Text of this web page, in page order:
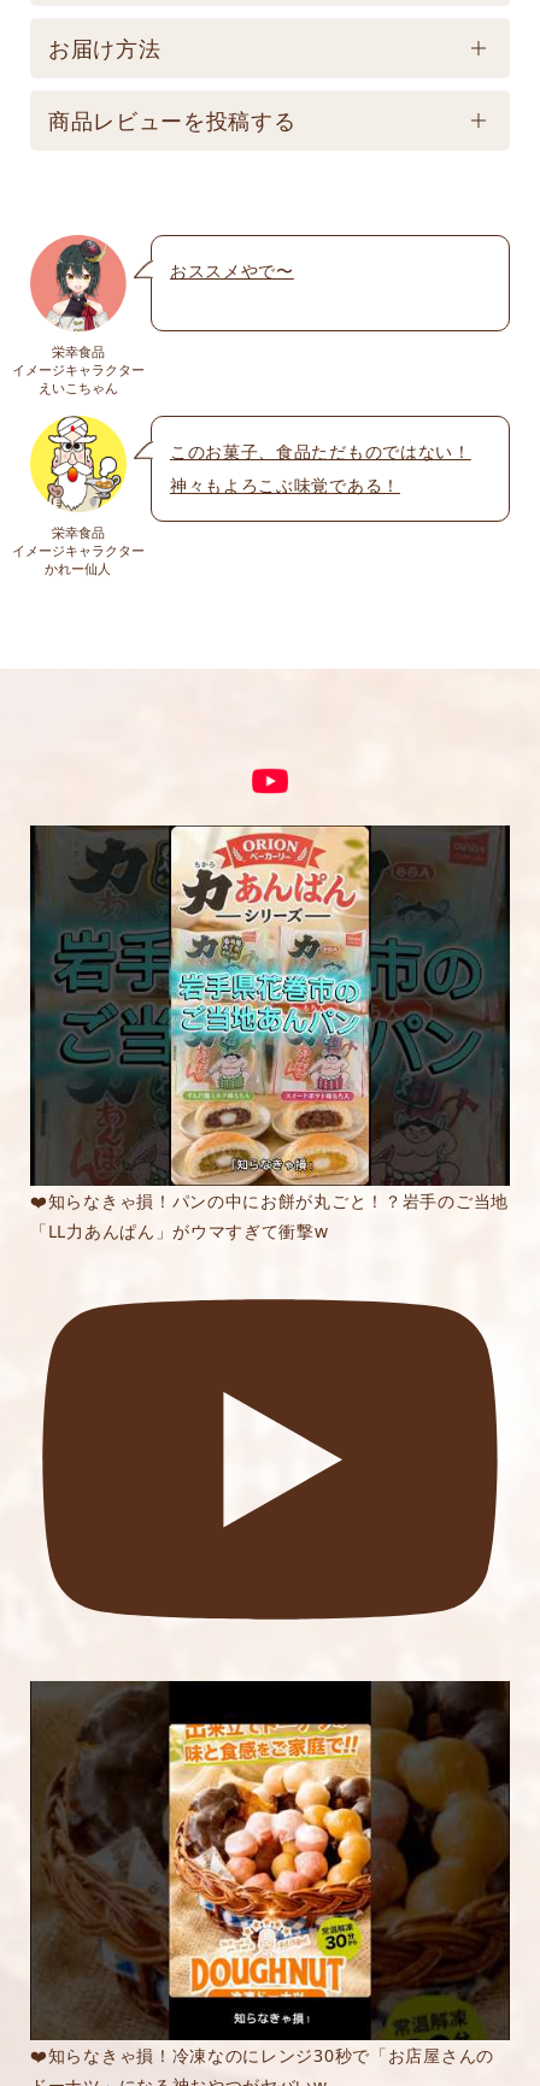
商品とは異なります。】
保存方法
保存は避けてください。
お届け方法
配送方法
発送となります。 ☆画像はイメージとなり変更にな
る為現物を優先してください。 ※人気商品の為、急
遽完売になります。ご容赦下さい。
送料
送料についての詳細はこちら
商品レビューを投稿する
名前 ※
メール※
上に表示された文字を入力してください。
5段階評価をつけてください
★
★★
★★★
★★★★
★★★★★
内容をご確認の上、「レビューを送信する」ボ
タンから送信ください。
栄幸食品
イメージキャラクター
えいこちゃん
おススメやで〜
栄幸食品
イメージキャラクター
かれー仙人
このお菓子、食品ただものではない！
神々もよろこぶ味覚である！
❤️知らなきゃ損！パンの中にお餅が丸ごと！？岩手のご当地
「LL力あんぱん」がウマすぎて衝撃w
❤️知らなきゃ損！冷凍なのにレンジ30秒で「お店屋さんの